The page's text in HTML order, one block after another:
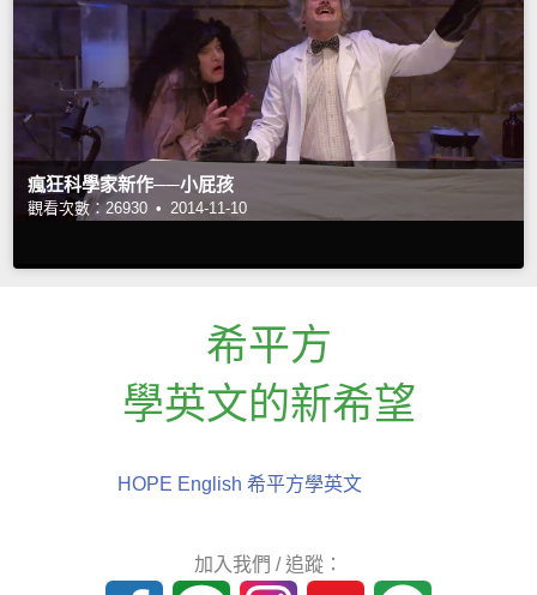
瘋狂科學家新作──小屁孩
觀看次數：26930 • 2014-11-10
希平方
學英文的新希望
HOPE English 希平方學英文
加入我們 / 追蹤：